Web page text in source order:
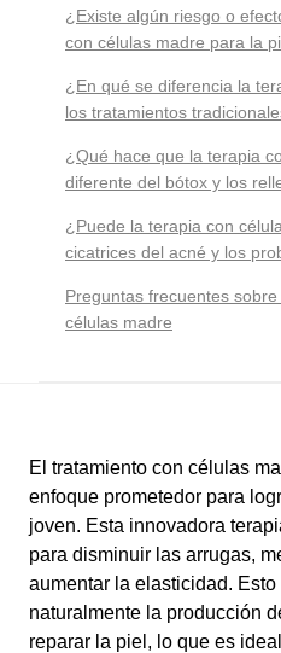
El tratamiento con células
enfoque prometedor para
joven. Esta innovadora
para disminuir las arrugas,
aumentar la elasticidad.
naturalmente la producción
reparar la piel, lo que es
¿Existe algún riesgo o
con células madre para la
¿En qué se diferencia la
los tratamientos
¿Qué hace que la terapia
diferente del bótox y los
¿Puede la terapia con
cicatrices del acné y los
Preguntas frecuentes
células madre